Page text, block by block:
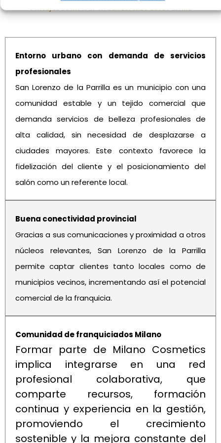
Ventajas de invertir en San Lorenzo de la Parrilla
Entorno urbano con demanda de servicios
profesionales
San Lorenzo de la Parrilla es un municipio con una
comunidad estable y un tejido comercial que
demanda servicios de belleza profesionales de
alta calidad, sin necesidad de desplazarse a
ciudades mayores. Este contexto favorece la
fidelización del cliente y el posicionamiento del
salón como un referente local.
Buena conectividad provincial
Gracias a sus comunicaciones y proximidad a otros
núcleos relevantes, San Lorenzo de la Parrilla
permite captar clientes tanto locales como de
municipios vecinos, incrementando así el potencial
comercial de la franquicia.
Comunidad de franquiciados Milano
Formar parte de Milano Cosmetics
implica integrarse en una red
profesional colaborativa, que
comparte recursos, formación
continua y experiencia en la gestión,
promoviendo el crecimiento
sostenible y la mejora constante del